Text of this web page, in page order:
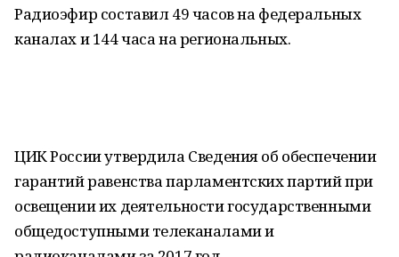
Радиоэфир составил 49 часов на федеральных
каналах и 144 часа на региональных.
ЦИК России утвердила Сведения об обеспечении
гарантий равенства парламентских партий при
освещении их деятельности государственными
общедоступными телеканалами и